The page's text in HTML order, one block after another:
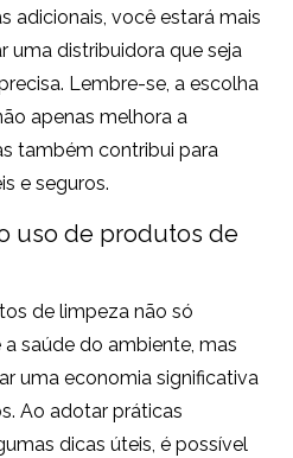
adicionais, você estará mais
uma distribuidora que seja
Lembre-se, a escolha
apenas melhora a
também contribui para
e seguros.
uso de produtos de
de limpeza não só
saúde do ambiente, mas
uma economia significativa
Ao adotar práticas
dicas úteis, é possível